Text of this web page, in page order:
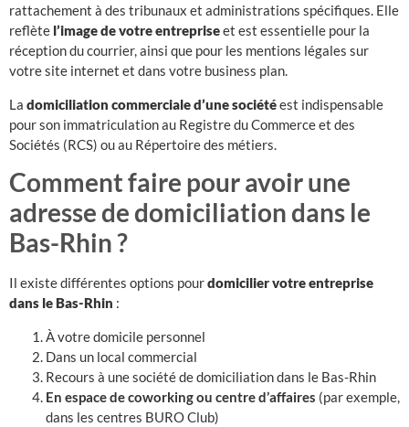
rattachement à des tribunaux et administrations spécifiques. Elle
reflète l’image de votre entrepriseet est essentielle pour la
réception du courrier, ainsi que pour les mentions légales sur
votre site internet et dans votre business plan.
La domiciliation commerciale d’une sociétéest indispensable
pour son immatriculation au Registre du Commerce et des
Sociétés (RCS) ou au Répertoire des métiers.
Comment faire pour avoir une
adresse de domiciliation dans le
Bas-Rhin ?
Il existe différentes options pourdomicilier votre entreprise
dans le Bas-Rhin :
À votre domicile personnel
Dans un local commercial
Recours à une société de domiciliation dans le Bas-Rhin
En espace de coworking ou centre d’affaires (par exemple,
dans les centres BURO Club)